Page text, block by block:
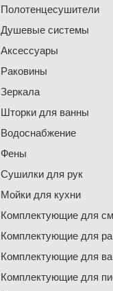
Полотенцесушители
Душевые системы
Аксессуары
Раковины
Зеркала
Шторки для ванны
Водоснабжение
Фены
Сушилки для рук
Мойки для кухни
Комплектующие для
Комплектующие для
Комплектующие для
Комплектующие для